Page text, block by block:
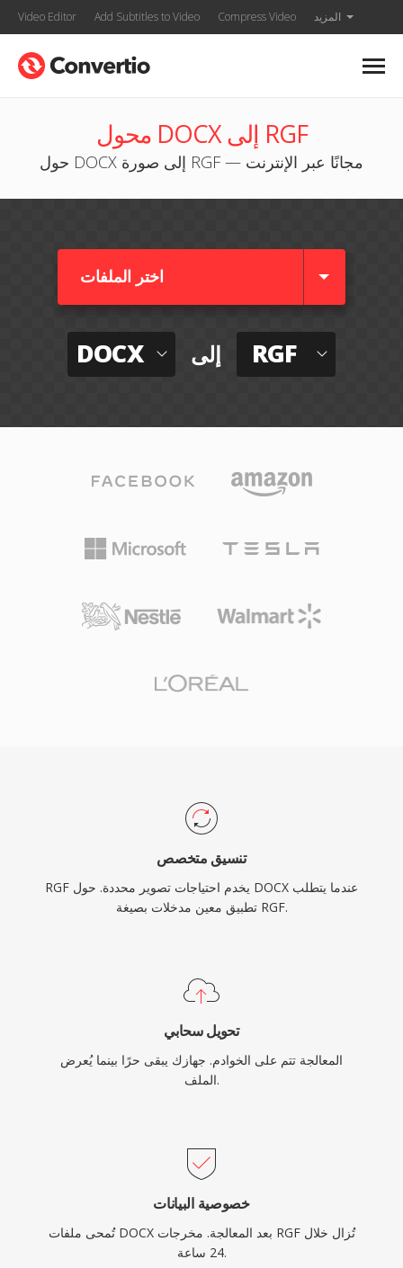
Video Editor Add Subtitles to Video Compress Video المزيد
محول DOCX إلى RGF
حول DOCX إلى صورة RGF — مجانًا عبر الإنترنت
اختر الملفات
DOCX إلى RGF
تنسيق متخصص
RGF يخدم احتياجات تصوير محددة. حول DOCX عندما يتطلب
تطبيق معين مدخلات بصيغة RGF.
تحويل سحابي
المعالجة تتم على الخوادم. جهازك يبقى حرًا بينما يُعرض
الملف.
خصوصية البيانات
تُمحى ملفات DOCX بعد المعالجة. مخرجات RGF تُزال خلال
24 ساعة.